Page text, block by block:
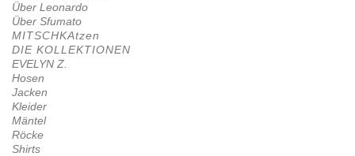
Über Leonardo
Über Sfumato
MITSCHKAtzen
DIE KOLLEKTIONEN
EVELYN Z.
Hosen
Jacken
Kleider
Mäntel
Röcke
Shirts